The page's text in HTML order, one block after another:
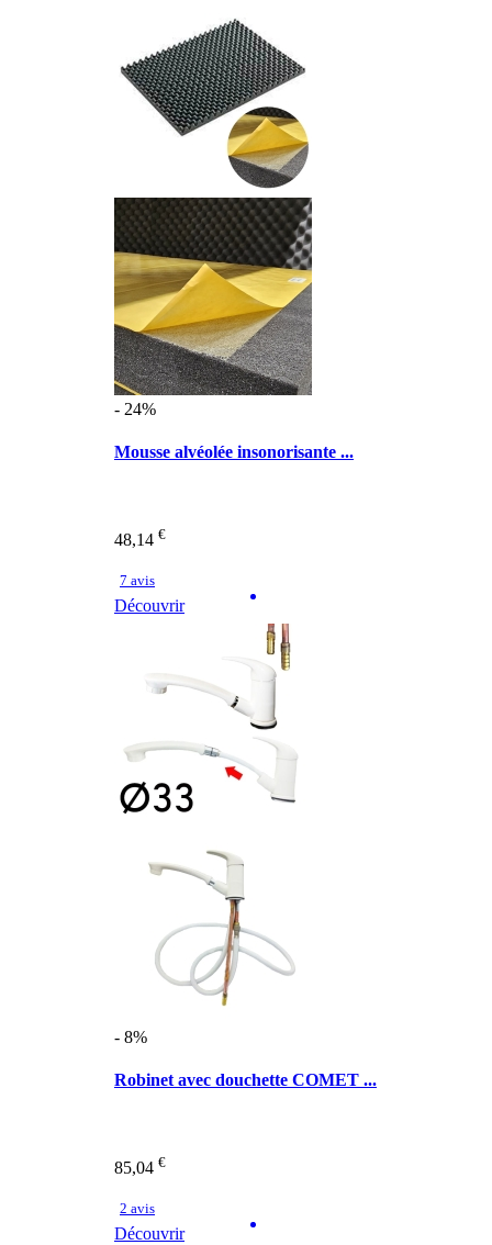
- 24%
Mousse alvéolée insonorisante ...
48,14 €
7 avis
Découvrir
- 8%
Robinet avec douchette COMET ...
85,04 €
2 avis
Découvrir